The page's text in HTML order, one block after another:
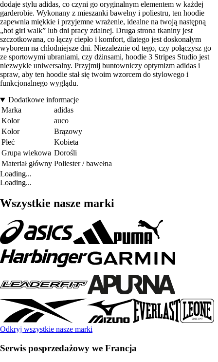
dodaje stylu adidas, co czyni go oryginalnym elementem w każdej
garderobie. Wykonany z mieszanki bawełny i poliestru, ten hoodie
zapewnia miękkie i przyjemne wrażenie, idealne na twoją następną
„hot girl walk” lub dni pracy zdalnej. Druga strona tkaniny jest
szczotkowana, co łączy ciepło i komfort, dlatego jest doskonałym
wyborem na chłodniejsze dni. Niezależnie od tego, czy połączysz go
ze sportowymi ubraniami, czy dżinsami, hoodie 3 Stripes Studio jest
niezwykle uniwersalny. Przyjmij buntowniczy optymizm adidas i
spraw, aby ten hoodie stał się twoim wzorcem do stylowego i
funkcjonalnego wyglądu.
Dodatkowe informacje
Marka
adidas
Kolor
auco
Kolor
Brązowy
Płeć
Kobieta
Grupa wiekowa Dorośli
Materiał główny Poliester / bawełna
Loading...
Loading...
Wszystkie nasze marki
Odkryj wszystkie nasze marki
Serwis posprzedażowy we Francja